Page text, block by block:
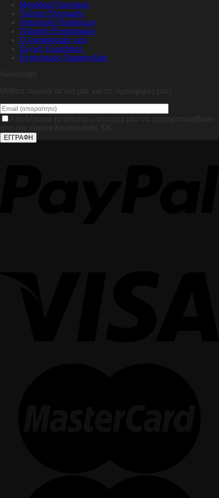
Μοναδικά Προνόμια
Τρόποι Πληρωμής
Αποστολή Προϊόντων
Πολιτική Επιστροφών
Ο λογαριασμός μου
Συχνές Ερωτήσεις
Εντοπισμός Παραγγελίας
Newsletter
Μάθετε πρώτοι τα νέα μας και τις προσφορές μας!
Αποδέχομαι τα ανωτέρω στοιχεία μου να χρησιμοποιηθούν
από την εταιρία Koutsourelis SA.